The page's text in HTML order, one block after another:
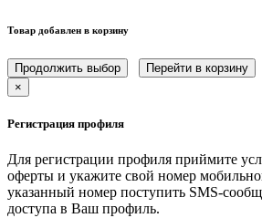
Товар добавлен в корзину
Продолжить выбор
Перейти в корзину
×
Регистрация профиля
Для регистрации профиля приймите
оферты и укажите свой номер
указанный номер поступить SMS-
доступа в Ваш профиль.